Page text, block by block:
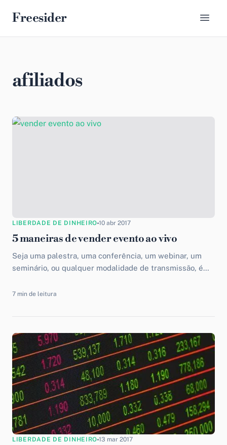
Freesider
afiliados
LIBERDADE DE DINHEIRO 10 abr 2017
5 maneiras de vender evento ao vivo
Seja uma palestra, uma conferência, um webinar, um
seminário, ou qualquer modalidade de transmissão, é
vender evento ao...
7 min de leitura
LIBERDADE DE DINHEIRO 13 mar 2017